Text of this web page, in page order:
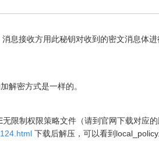
息接收方用此秘钥对收到的密文消息体进
解密方式是一样的。
限制权限策略文件（请到官网下载对应
下载后解压，可以看到